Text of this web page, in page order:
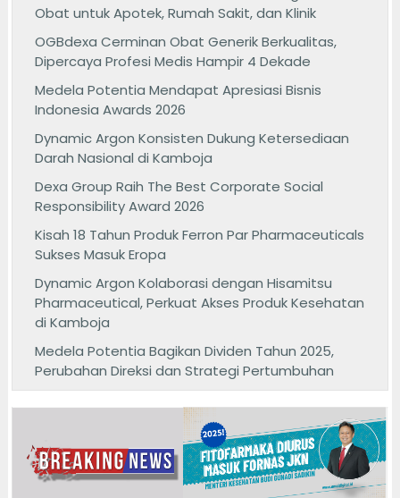
Obat untuk Apotek, Rumah Sakit, dan Klinik
OGBdexa Cerminan Obat Generik Berkualitas,
Dipercaya Profesi Medis Hampir 4 Dekade
Medela Potentia Mendapat Apresiasi Bisnis
Indonesia Awards 2026
Dynamic Argon Konsisten Dukung Ketersediaan
Darah Nasional di Kamboja
Dexa Group Raih The Best Corporate Social
Responsibility Award 2026
Kisah 18 Tahun Produk Ferron Par Pharmaceuticals
Sukses Masuk Eropa
Dynamic Argon Kolaborasi dengan Hisamitsu
Pharmaceutical, Perkuat Akses Produk Kesehatan
di Kamboja
Medela Potentia Bagikan Dividen Tahun 2025,
Perubahan Direksi dan Strategi Pertumbuhan